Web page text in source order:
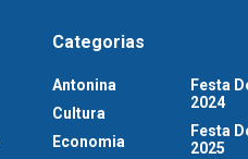
Categorias
Antonina
Cultura
Economia
Festa
2024
Festa
2025